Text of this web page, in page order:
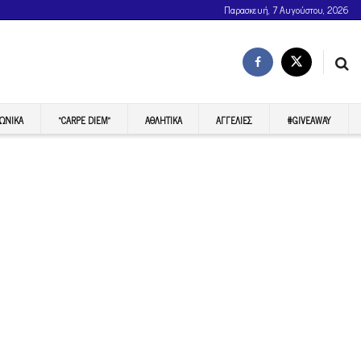
Παρασκευή, 7 Αυγούστου, 2026
“CARPE DIEM” ΑΘΛΗΤΙΚΆ ΑΓΓΕΛΊΕΣ #GIVEAWAY